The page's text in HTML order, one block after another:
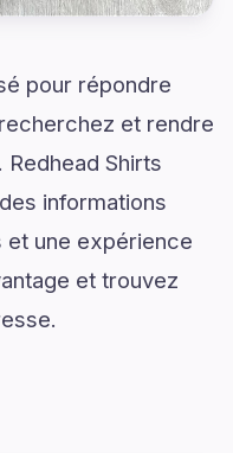
pour répondre
et rendre
Shirts
informations
et une expérience
et trouvez